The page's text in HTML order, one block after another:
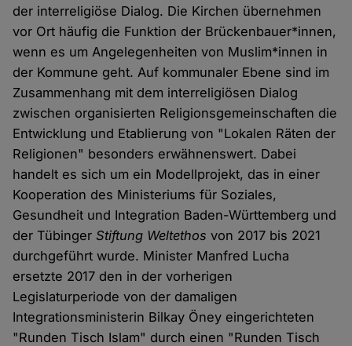
der interreligiöse Dialog. Die Kirchen übernehmen
vor Ort häufig die Funktion der Brückenbauer*innen,
wenn es um Angelegenheiten von Muslim*innen in
der Kommune geht. Auf kommunaler Ebene sind im
Zusammenhang mit dem interreligiösen Dialog
zwischen organisierten Religionsgemeinschaften die
Entwicklung und Etablierung von "Lokalen Räten der
Religionen" besonders erwähnenswert. Dabei
handelt es sich um ein Modellprojekt, das in einer
Kooperation des Ministeriums für Soziales,
Gesundheit und Integration Baden-Württemberg und
der TübingerStiftung Weltethos von 2017 bis 2021
durchgeführt wurde. Minister Manfred Lucha
ersetzte 2017 den in der vorherigen
Legislaturperiode von der damaligen
Integrationsministerin Bilkay Öney eingerichteten
"Runden Tisch Islam" durch einen "Runden Tisch